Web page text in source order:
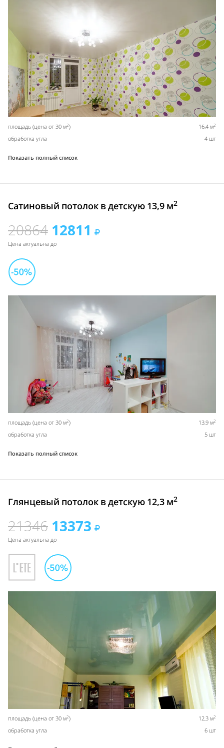
площадь (цена от 30 м2) 16,4 м2
обработка угла 4 шт
Показать полный список
Сатиновый потолок в детскую 13,9 м2
20864 12811
Цена актуальна до
площадь (цена от 30 м2) 13,9 м2
обработка угла 5 шт
Показать полный список
Глянцевый потолок в детскую 12,3 м2
21346 13373
Цена актуальна до
площадь (цена от 30 м2) 12,3 м2
обработка угла 6 шт